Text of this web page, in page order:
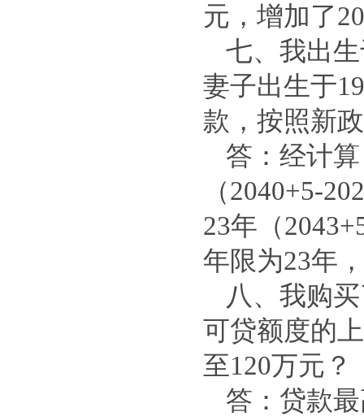
元，增加了
七、我出
妻子出生于
款，按照新
答：经计
（2040+5-
23年（
年限为23年
八、我购
可贷额度的
至120万元？
答：贷款